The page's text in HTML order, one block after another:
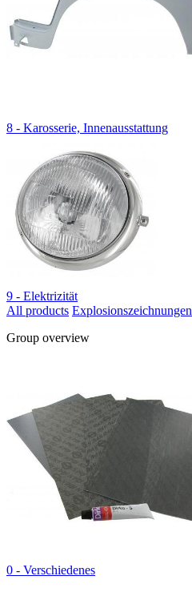
8 - Karosserie, Innenausstattung
9 - Elektrizität
All products Explosionszeichnungen
Group overview
0 - Verschiedenes